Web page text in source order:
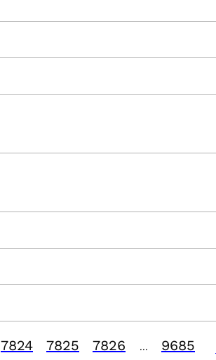
7824 7825 7826 9685